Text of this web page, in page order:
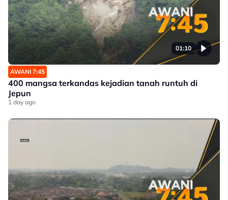
01:10
AWANI 7:45
400 mangsa terkandas kejadian tanah runtuh di
Jepun
1 day ago